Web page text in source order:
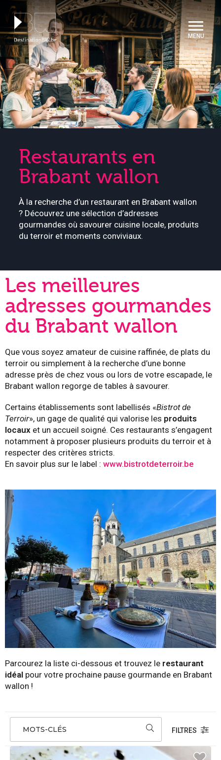
Panneau de gestion des cookies
Restaurants en
Brabant wallon
À la recherche d’un restaurant en Brabant wallon
? Découvrez une sélection d’adresses
gourmandes où savourer cuisine locale, produits
du terroir et moments conviviaux.
Les meilleures
adresses gourmandes
du Brabant wallon
Que vous soyez amateur de cuisine raffinée, de plats du
terroir ou simplement à la recherche d’une bonne
adresse près de chez vous ou lors de votre escapade, le
Brabant wallon regorge de tables à savourer.
Certains établissements sont labellisés «Bistrot de
Terroir», un gage de qualité qui valorise les produits
locaux et un accueil soigné. Ces restaurants s’engagent
notamment à proposer plusieurs produits du terroir et à
respecter des critères stricts.
En savoir plus sur le label : www.bistrotdeterroir.be
Parcourez la liste ci-dessous et trouvez le restaurant
idéal pour votre prochaine pause gourmande en Brabant
wallon !
MOTS-CLÉS FILTRES